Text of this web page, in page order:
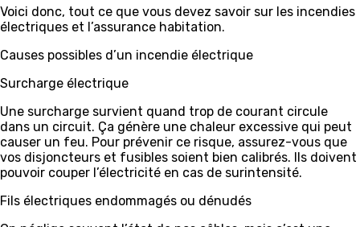
Voici donc, tout ce que vous devez savoir sur les incendies
électriques et l’assurance habitation.
Causes possibles d’un incendie électrique
Surcharge électrique
Une surcharge survient quand trop de courant circule
dans un circuit. Ça génère une chaleur excessive qui peut
causer un feu. Pour prévenir ce risque, assurez-vous que
vos disjoncteurs et fusibles soient bien calibrés. Ils doivent
pouvoir couper l’électricité en cas de surintensité.
Fils électriques endommagés ou dénudés